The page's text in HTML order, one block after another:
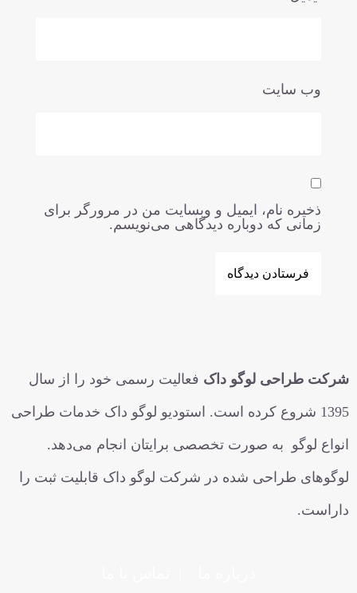
سایت
نام، ایمیل و وبسایت من در مرورگر برای
که دوباره دیدگاهی می‌نویسم.
لوگو داکفعالیت رسمی خود را از سال
شروع کرده است. استودیو لوگو داک خدمات طراحی
به صورت تخصصی برایتان انجام می‌دهد.
طراحی شده در شرکت لوگو داک قابلیت ثبت را